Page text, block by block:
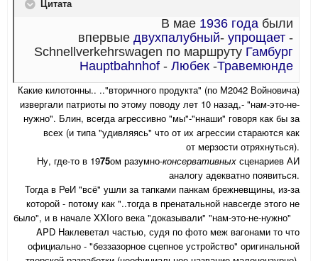
Цитата
В мае 1936 года были
впервые двухпалубный- упрощает -
Schnellverkehrswagen по маршруту Гамбург
Hauptbahnhof - Любек -Травемюнде
Какие килотонны.. .."вторичного продукта" (по М2042 Войновича)
извергали патриоты по этому поводу лет 10 назад,- "нам-это-не-
нужно". Блин, всегда агрессивно "мы"-"ннаши" говоря как бы за
всех (и типа "удивляясь" что от их агрессии стараются как
от мерзости отряхнуться).
Ну, где-то в 1975ом разумно-консервативных сценариев АИ
аналогу адекватно появиться.
Тогда в РеИ "всё" ушли за тапками панкам брежневщины, из-за
которой - потому как "..тогда в пренатальной навсегде этого не
было", и в начале XXIого века "доказывали" "нам-это-не-нужно"
APD Наклеветал частью, судя по фото меж вагонами то что
официально - "беззазорное сцепное устройство" оригинальной